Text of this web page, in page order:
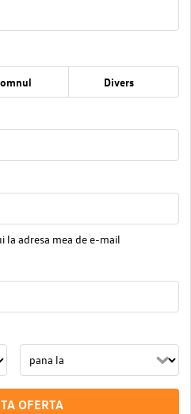
Divers
la adresa mea de e-mail
OFERTA